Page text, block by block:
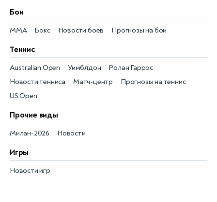
Бои
Новости боёв
MMA Прогнозы на бои
Бокс
Теннис
Новости тенниса
Australian Open
Матч-центр
Уимблдон
Прогнозы на теннис
Ролан Гаррос
US Open
Прочие виды
Новости
Милан-2026
Игры
Новости игр